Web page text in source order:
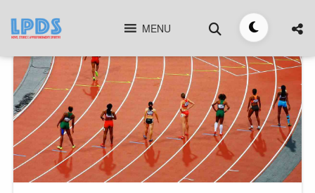
content
MENU
Cerca
Toggle
tema
Caster Semenya